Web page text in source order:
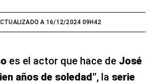
A 16/12/2024 09H42
es el actor que hace de José
años de soledad”, la serie